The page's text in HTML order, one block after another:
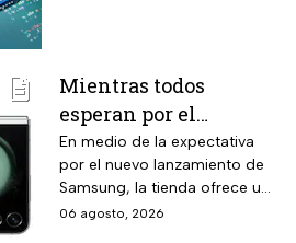
Mientras todos
esperan por el
Samsung Z Flip8,
Liverpool rebaja y
remata el Galaxy Z
Flip5 de 256GB a tres
En medio de la expectativa
por el nuevo lanzamiento de
Samsung, la tienda ofrece un
modelo anterior a un precio
06 agosto, 2026